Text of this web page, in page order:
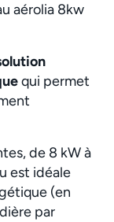
aérolia 8kw
qui permet
de 8 kW à
est idéale
(en
par